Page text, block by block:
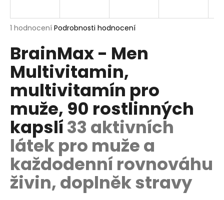
Průměrné
produktu
je
5,0
5
hvězdiček.
1 hodnocení Podrobnosti hodnocení
BrainMax - Men
Multivitamin,
multivitamín pro
muže, 90 rostlinných
kapslí33 aktivních
látek pro muže a
každodenní rovnováhu
živin, doplněk stravy
j
t
?
HLEDAT
D
o
p
o